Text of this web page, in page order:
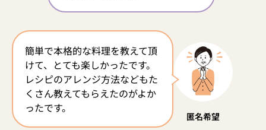
簡単で本格的な料理を教えて頂
けて、とても楽しかったです。
レシピのアレンジ方法などもた
くさん教えてもらえたのがよか
ったです。
匿名希望